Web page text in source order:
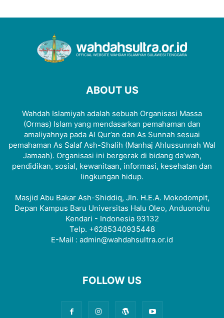
ABOUT US
Wahdah Islamiyah adalah sebuah Organisasi Massa
(Ormas) Islam yang mendasarkan pemahaman dan
amaliyahnya pada Al Qur’an dan As Sunnah sesuai
pemahaman As Salaf Ash-Shalih (Manhaj Ahlussunnah Wal
Jamaah). Organisasi ini bergerak di bidang da’wah,
pendidikan, sosial, kewanitaan, informasi, kesehatan dan
lingkungan hidup.
Masjid Abu Bakar Ash-Shiddiq, Jln. H.E.A. Mokodompit,
Depan Kampus Baru Universitas Halu Oleo, Anduonohu
Kendari - Indonesia 93132
Telp. +6285340935448
E-Mail : admin@wahdahsultra.or.id
FOLLOW US